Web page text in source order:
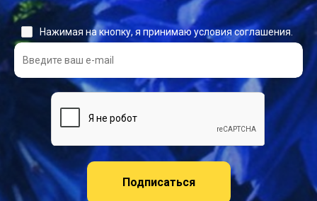
Подписаться
Нажимая на кнопку, я принимаю условия соглашения.